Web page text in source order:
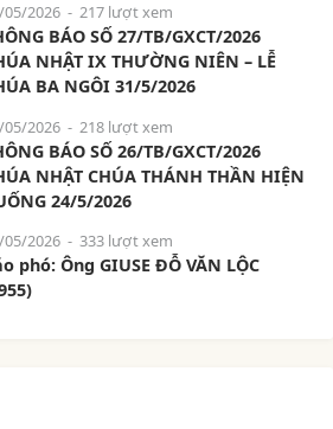
05/2026 - 217 lượt xem
BÁO SỐ 27/TB/GXCT/2026
NHẬT IX THƯỜNG NIÊN – LỄ
BA NGÔI 31/5/2026
05/2026 - 218 lượt xem
BÁO SỐ 26/TB/GXCT/2026
NHẬT CHÚA THÁNH THẦN HIỆN
24/5/2026
05/2026 - 333 lượt xem
phó: Ông GIUSE ĐỖ VĂN LỘC